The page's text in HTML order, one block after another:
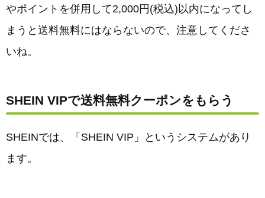
やポイントを併用して2,000円(税込)以内になってし
まうと送料無料にはならないので、注意してくださ
いね。
SHEIN VIPで送料無料クーポンをもらう
SHEINでは、「SHEIN VIP」というシステムがあり
ます。